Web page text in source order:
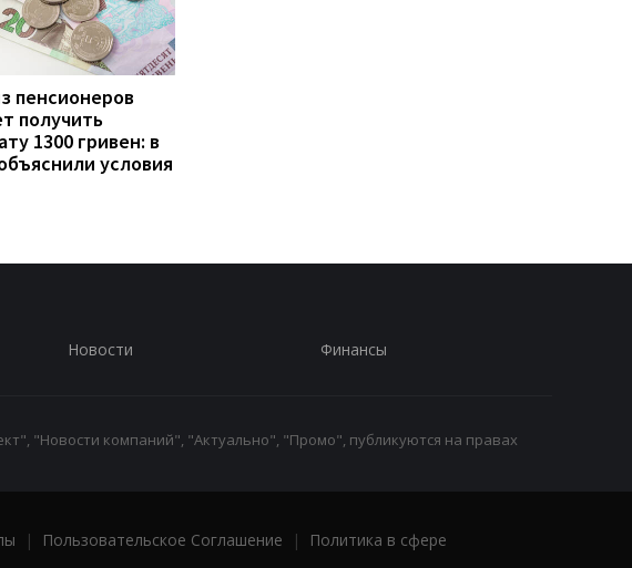
пенсионеров
получить
1300 гривен: в
условия
Новости Финансы
"Новости компаний", "Актуально", "Промо", публикуются на правах
| Пользовательское Соглашение |
Политика в сфере